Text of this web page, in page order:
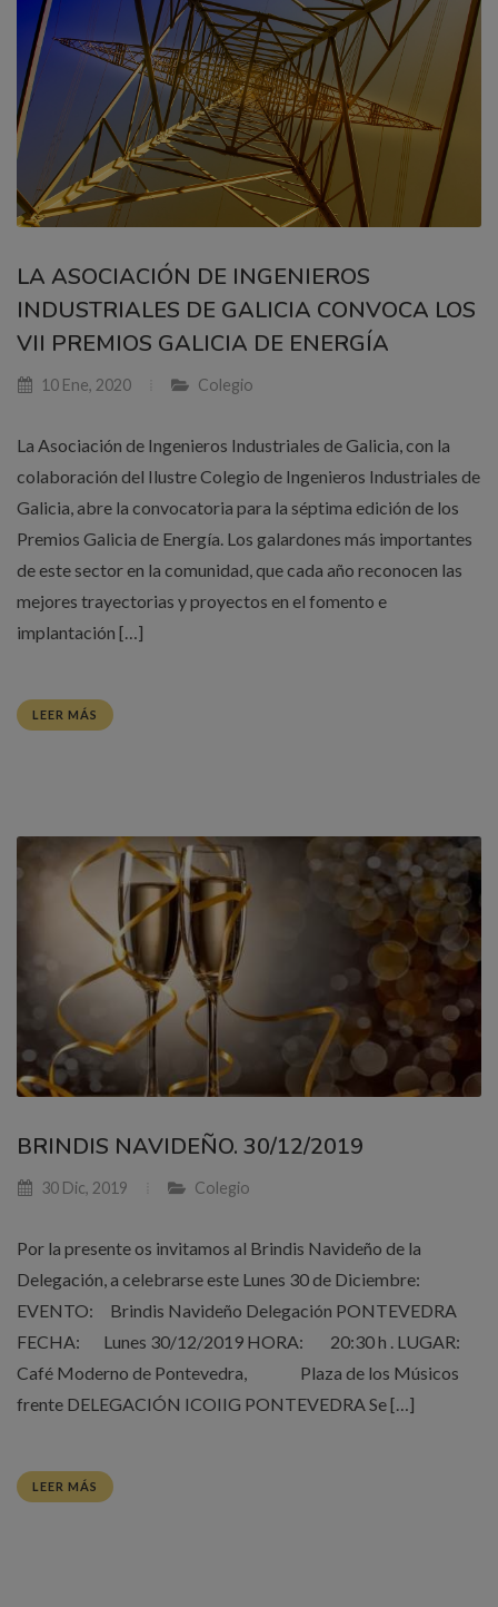
LA ASOCIACIÓN DE INGENIEROS
INDUSTRIALES DE GALICIA CONVOCA LOS
VII PREMIOS GALICIA DE ENERGÍA
10 Ene, 2020 Colegio
La Asociación de Ingenieros Industriales de Galicia, con la
colaboración del Ilustre Colegio de Ingenieros Industriales de
Galicia, abre la convocatoria para la séptima edición de los
Premios Galicia de Energía. Los galardones más importantes
de este sector en la comunidad, que cada año reconocen las
mejores trayectorias y proyectos en el fomento e
implantación […]
LEER MÁS
BRINDIS NAVIDEÑO. 30/12/2019
30 Dic, 2019 Colegio
Por la presente os invitamos al Brindis Navideño de la
Delegación, a celebrarse este Lunes 30 de Diciembre:
EVENTO: Brindis Navideño Delegación PONTEVEDRA
FECHA: Lunes 30/12/2019 HORA: 20:30 h . LUGAR:
Café Moderno de Pontevedra, Plaza de los Músicos
frente DELEGACIÓN ICOIIG PONTEVEDRA Se […]
LEER MÁS